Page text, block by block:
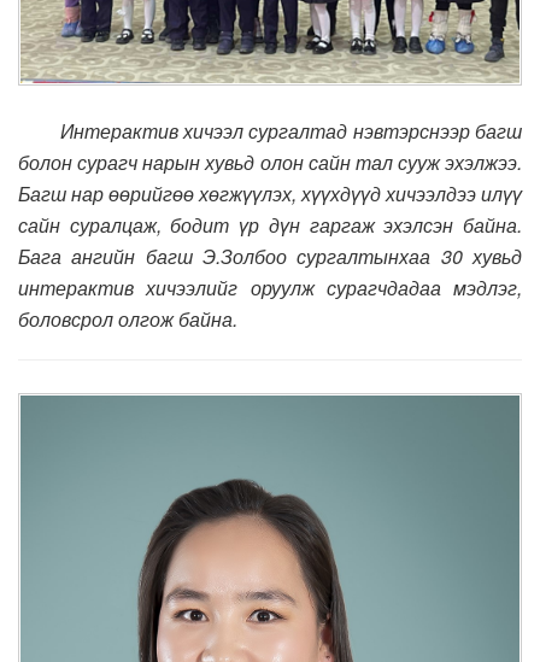
Интерактив хичээл сургалтад нэвтэрснээр багш
болон сурагч нарын хувьд олон сайн тал сууж эхэлжээ.
Багш нар өөрийгөө хөгжүүлэх, хүүхдүүд хичээлдээ илүү
сайн суралцаж, бодит үр дүн гаргаж эхэлсэн байна.
Бага ангийн багш Э.Золбоо сургалтынхаа 30 хувьд
интерактив хичээлийг оруулж сурагчдадаа мэдлэг,
боловсрол олгож байна.